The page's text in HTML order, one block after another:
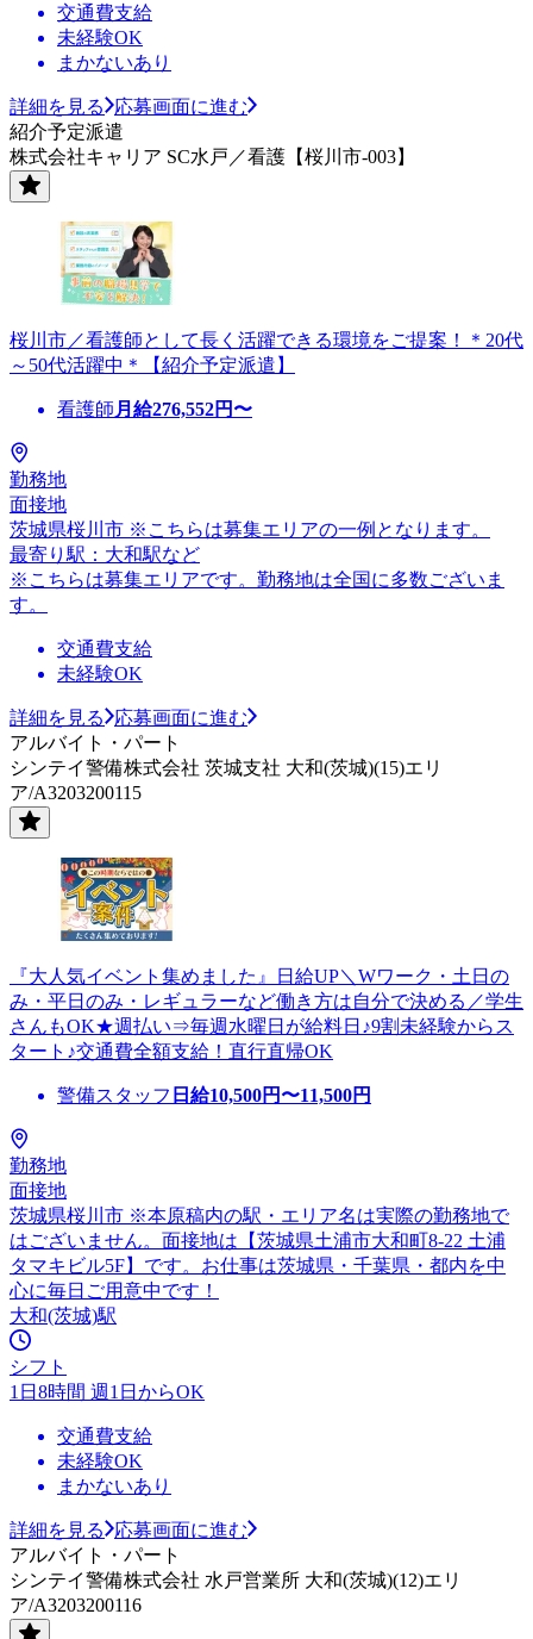
交通費支給
未経験OK
まかないあり
詳細を見る
応募画面に進む
紹介予定派遣
株式会社キャリア SC水戸／看護【桜川市-003】
桜川市／看護師として長く活躍できる環境をご提案！＊20代
～50代活躍中＊【紹介予定派遣】
看護師 月給276,552円〜
勤務地
面接地
茨城県桜川市 ※こちらは募集エリアの一例となります。
最寄り駅：大和駅など
※こちらは募集エリアです。勤務地は全国に多数ございま
す。
交通費支給
未経験OK
詳細を見る
応募画面に進む
アルバイト・パート
シンテイ警備株式会社 茨城支社 大和(茨城)(15)エリ
ア/A3203200115
『大人気イベント集めました』日給UP＼Wワーク・土日の
み・平日のみ・レギュラーなど働き方は自分で決める／学生
さんもOK★週払い⇒毎週水曜日が給料日♪9割未経験からス
タート♪交通費全額支給！直行直帰OK
警備スタッフ 日給10,500円〜11,500円
勤務地
面接地
茨城県桜川市 ※本原稿内の駅・エリア名は実際の勤務地で
はございません。面接地は【茨城県土浦市大和町8-22 土浦
タマキビル5F】です。お仕事は茨城県・千葉県・都内を中
心に毎日ご用意中です！
大和(茨城)駅
シフト
1日8時間 週1日からOK
交通費支給
未経験OK
まかないあり
詳細を見る
応募画面に進む
アルバイト・パート
シンテイ警備株式会社 水戸営業所 大和(茨城)(12)エリ
ア/A3203200116